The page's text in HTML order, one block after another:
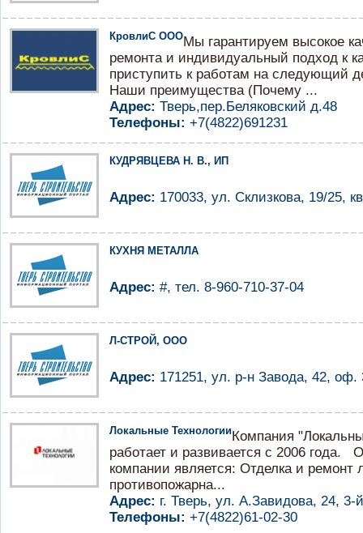
КровлиС ОООМы гарантируем высокое
ремонта и индивидуальный подход к
приступить к работам на следующий
Наши преимущества (Почему ...
Адрес: Тверь,пер.Беляковский д.48
Телефоны: +7(4822)691231
КУДРЯВЦЕВА Н. В., ИП
Адрес: 170033, ул. Склизкова, 19/25,
КУХНЯ МЕТАЛЛА
Адрес: #, тел. 8-960-710-37-04
Л-СТРОЙ, ООО
Адрес: 171251, ул. р-н Завода, 42, оф.
Локальные ТехнологииКомпания
работает и развивается с 2006 года.
компании является: Отделка и
противопожарна...
Адрес: г. Тверь, ул. А.Завидова, 24, 3-
Телефоны: +7(4822)61-02-30